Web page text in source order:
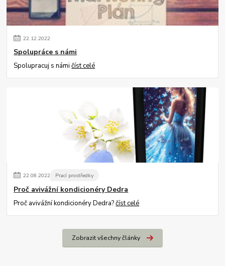
22.12.2022
Spolupráce s námi
Spolupracuj s námičíst celé
22.08.2022 Prací prostředky
Proč avivážní kondicionéry Dedra
Proč avivážní kondicionéry Dedra?číst celé
Zobrazit všechny články